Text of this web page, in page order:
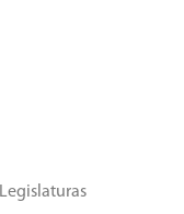
Legislaturas